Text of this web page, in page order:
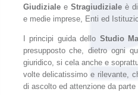
Giudizialee Stragiudizialeè
e medie imprese, Enti ed
I principi guida dello Studio
presupposto che, dietro ogni
giuridico, si cela anche e
volte delicatissimo e rilevante,
di ascolto ed attenzione da parte